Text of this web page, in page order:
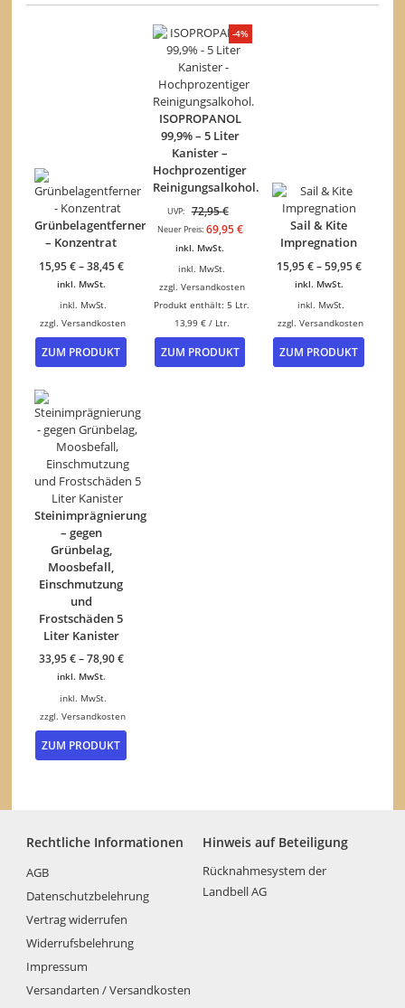
Grünbelagentferner
– Konzentrat
15,95€–38,45€
inkl. MwSt.
inkl. MwSt.
zzgl.Versandkosten
ZUM PRODUKT
Dieses
Produkt
Varianten
auf.
Die
Optionen
können
der
Produktseite
-4%
ISOPROPANOL
99,9% – 5 Liter
Kanister –
Hochprozentiger
Reinigungsalkohol.
UVP: 72,95€Ursprünglicher
Preis
Neuer Preis: 69,95€Aktueller
inkl. MwSt.
inkl. MwSt.
zzgl. Versandkosten
Produkt enthält: 5 Ltr.
13,99 €/ Ltr.
ZUM PRODUKT
Sail & Kite
Impregnation
15,95€–59,95€
inkl. MwSt.
inkl. MwSt.
zzgl.Versandkosten
ZUM PRODUKT
Dieses
Steinimprägnierung
– gegen
Grünbelag,
Moosbefall,
Einschmutzung
und
Frostschäden 5
Liter Kanister
33,95€–78,90€
inkl. MwSt.
inkl. MwSt.
zzgl.Versandkosten
ZUM PRODUKT
Dieses
Optionen
der
Produktseite
gewählt
werden
Rechtliche Informationen
AGB
Datenschutzbelehrung
Vertrag widerrufen
Widerrufsbelehrung
Impressum
Versandarten / Versandkosten
Hinweis auf Beteiligung
Rücknahmesystem der
Landbell AG